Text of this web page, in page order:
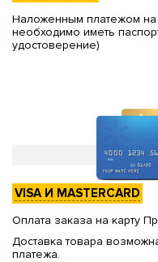
Наложенным платежом
необходимо иметь
удостоверение)
VISA И MASTERCARD
Оплата заказа на карту
Доставка товара
платежа.